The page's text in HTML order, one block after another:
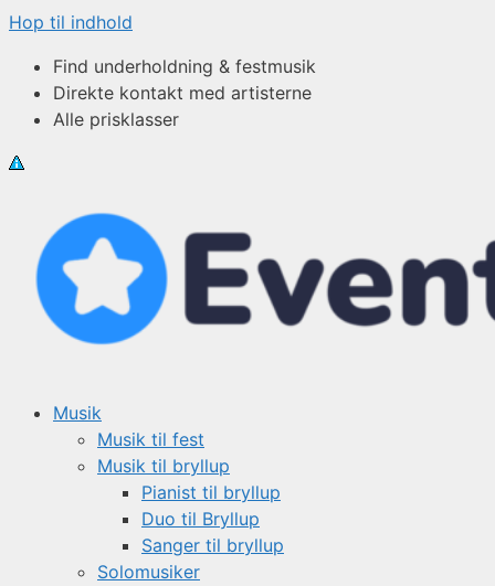
Hop til indhold
Find underholdning & festmusik
Direkte kontakt med artisterne
Alle prisklasser
Musik
Musik til fest
Musik til bryllup
Pianist til bryllup
Duo til Bryllup
Sanger til bryllup
Solomusiker